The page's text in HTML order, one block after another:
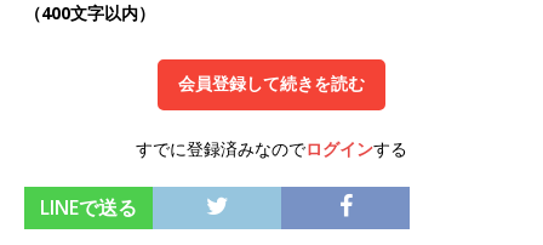
シップ 】スタンダード上場 ｜ 業界No.1 企業医
る ｜ 土日祝休み ｜ 年間休日124日 ｜ ギミック
（400文字以内）
会員登録して続きを読む
すでに登録済みなのでログインする
LINEで送る